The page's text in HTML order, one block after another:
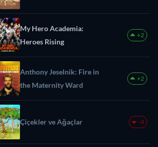
My Hero Academia:
Heroes Rising
+2
Anthony Jeselnik: Fire in
the Maternity Ward
+2
Çiçekler ve Ağaçlar -4